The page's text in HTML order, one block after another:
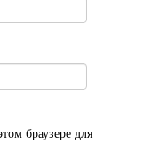
браузере для